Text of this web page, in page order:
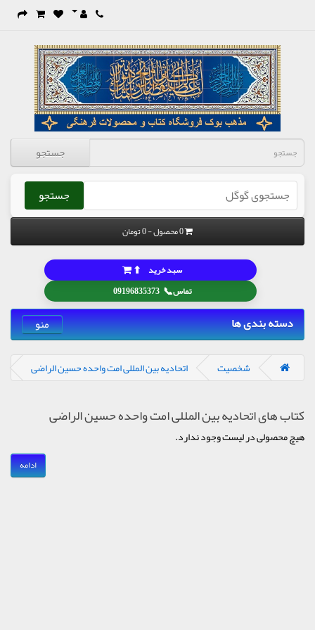
جستجو
جستجو
0 محصول - 0 تومان
تماس📞
09196835373
سبد خرید ⬆
دسته بندی ها منو
شخصیت اتحادیه بین المللی امت واحده حسین الراضی
کتاب های اتحادیه بین المللی امت واحده حسین الراضی
هیچ محصولی در لیست وجود ندارد.
ادامه